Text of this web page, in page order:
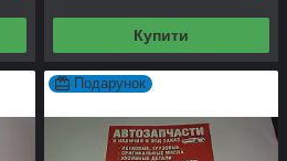
Купити
Подарунок